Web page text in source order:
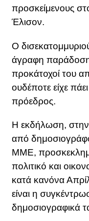
προσκείμενους
Έλισον.
Ο
άγραφη
προκάτοχοί του
ουδέποτε είχε
πρόεδρος.
Η εκδήλωση,
από
ΜΜΕ,
πολιτικό και
κατά κανόνα
είναι η
δημοσιογραφικά